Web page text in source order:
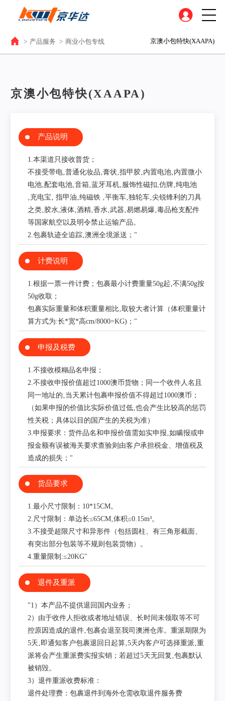
> 产品服务 > 商业小包专线 京澳小包特快(XAAPA)
京澳小包特快(XAAPA)
产品说明
1.本渠道只接收普货；
不接受带电‚普通化妆品‚膏状‚指甲胶‚内置电池‚内置微小
电池‚配套电池‚音箱‚蓝牙耳机‚服饰性磁扣,仿牌‚纯电池
‚充电宝‚ 指甲油‚纯磁铁 ‚平衡车‚独轮车‚尖锐锋利的刀具
之类‚胶水,液体‚酒精‚香水‚武器‚易燃易爆‚毒品枪支配件
等国家航空以及明令禁止运输产品。
2.包裹轨迹全追踪‚澳洲全境派送；"
计费说明
1.根据一票一件计费；包裹最小计费重量50g起‚不满50g按
50g收取；
包裹实际重量和体积重量相比‚取较大者计算（体积重量计
算方式为:长*宽*高cm/8000=KG)；"
申报及税费
1.不接收模糊品名申报；
2.不接收申报价值超过1000澳币货物；同一个收件人名且
同一地址的‚当天累计包裹申报价值不得超过1000澳币；
（如果申报的价值比实际价值过低‚也会产生比较高的惩罚
性关税；具体以目的国产生的关税为准）
3.申报要求：货件品名和申报价值需如实申报‚如瞒报或申
报金额有误被海关要求查验则由客户承担税金、增值税及
造成的损失；"
货品要求
1.最小尺寸限制：10*15CM。
2.尺寸限制：单边长≤65CM‚体积≤0.15m³。
3.不接受超限尺寸和异形件（包括圆柱、有三角形截面、
有突出部分包装等不规则包装货物）。
4.重量限制:≤20KG"
退件及重派
"1）本产品不提供退回国内业务；
2）由于收件人拒收或者地址错误、长时间未领取等不可
控原因造成的退件‚包裹会退至我司澳洲仓库。重派期限为
5天‚即通知客户包裹退回日起算‚5天内客户可选择重派‚重
派将会产生重派费实报实销；若超过5天无回复‚包裹默认
被销毁。
3）退件重派收费标准：
退件处理费：包裹退件到海外仓需收取退件服务费